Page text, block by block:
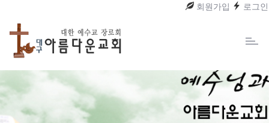
회원가입 로그인